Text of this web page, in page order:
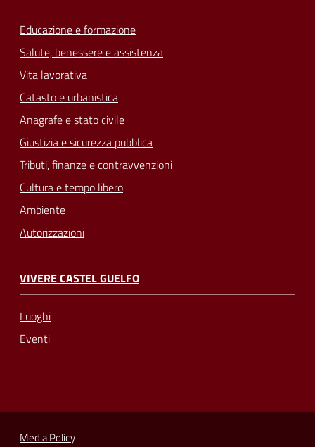
Educazione e formazione
Salute, benessere e assistenza
Vita lavorativa
Catasto e urbanistica
Anagrafe e stato civile
Giustizia e sicurezza pubblica
Tributi, finanze e contravvenzioni
Cultura e tempo libero
Ambiente
Autorizzazioni
VIVERE CASTEL GUELFO
Luoghi
Eventi
Media Policy